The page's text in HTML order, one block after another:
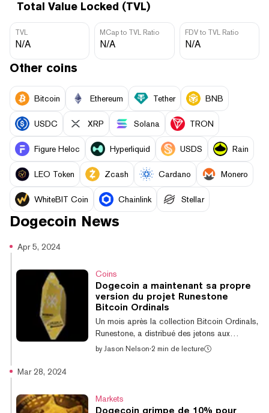
Total Value Locked (TVL)
TVL
N/A
MCap to TVL Ratio
N/A
FDV to TVL Ratio
N/A
Other coins
Bitcoin Ethereum Tether BNB
USDC XRP Solana TRON
Figure Heloc Hyperliquid USDS Rain
LEO Token Zcash Cardano Monero
WhiteBIT Coin Chainlink Stellar
Dogecoin News
Apr 5, 2024
Coins
Dogecoin a maintenant sa propre
version du projet Runestone
Bitcoin Ordinals
Un mois après la collection Bitcoin Ordinals,
Runestone, a distribué des jetons aux
portefeuilles éligibles, un projet Dogecoin
30 272 NFT Dogecoin a commencé à être
by Jason Nelson·2 min de lecture
Mar 28, 2024
Markets
Dogecoin grimpe de 10% pour